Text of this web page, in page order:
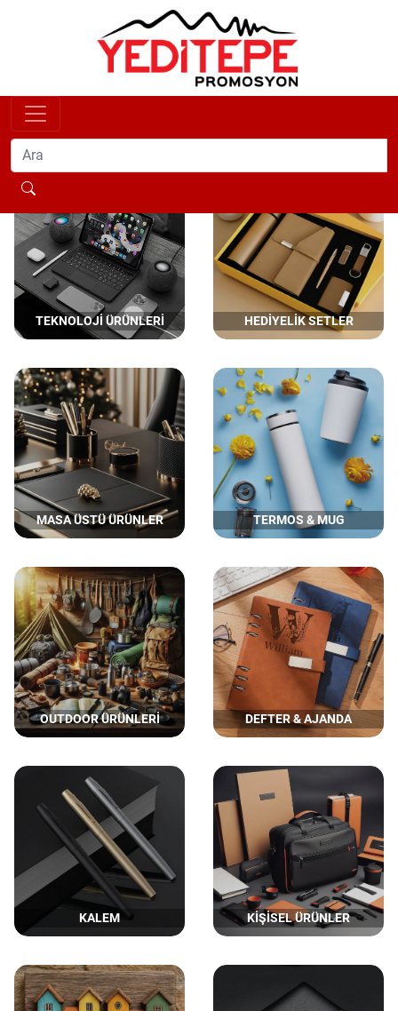
TEKNOLOJİ ÜRÜNLERİ HEDİYELİK SETLER
MASA ÜSTÜ ÜRÜNLER TERMOS & MUG
OUTDOOR ÜRÜNLERİ DEFTER & AJANDA
KALEM KİŞİSEL ÜRÜNLER